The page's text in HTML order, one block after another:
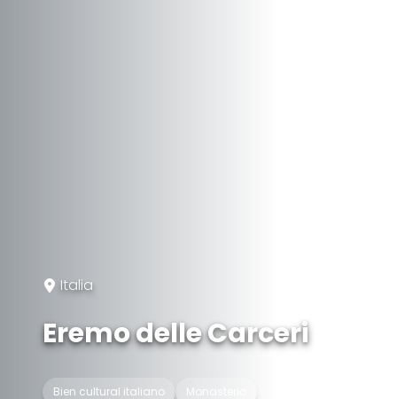
Italia
Eremo delle Carceri
Bien cultural italiano Monasterio